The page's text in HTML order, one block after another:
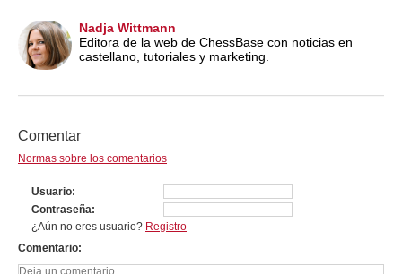
Nadja Wittmann
Editora de la web de ChessBase con noticias en
castellano, tutoriales y marketing.
Comentar
Normas sobre los comentarios
Usuario
Contraseña
¿Aún no eres usuario? Registro
Comentario